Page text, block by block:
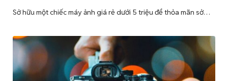
Sở hữu một chiếc máy ảnh giá rẻ dưới 5 triệu để thỏa mãn sở…